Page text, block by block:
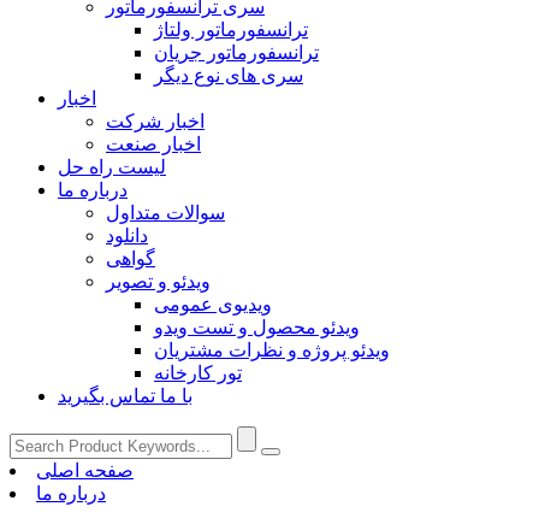
سری ترانسفورماتور
ترانسفورماتور ولتاژ
ترانسفورماتور جریان
سری های نوع دیگر
اخبار
اخبار شرکت
اخبار صنعت
لیست راه حل
درباره ما
سوالات متداول
دانلود
گواهی
ویدئو و تصویر
ویدیوی عمومی
ویدئو محصول و تست ویدو
ویدئو پروژه و نظرات مشتریان
تور کارخانه
با ما تماس بگیرید
صفحه اصلی
درباره ما